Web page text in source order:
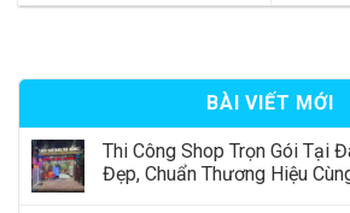
BÀI VIẾT MỚI
Thi Công Shop Trọn Gói Tại
Đẹp, Chuẩn Thương Hiệu